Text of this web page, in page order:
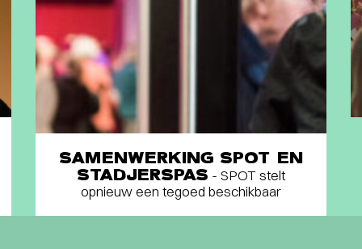
SAMENWERKING SPOT EN
STADJERSPAS - SPOT stelt
opnieuw een tegoed beschikbaar